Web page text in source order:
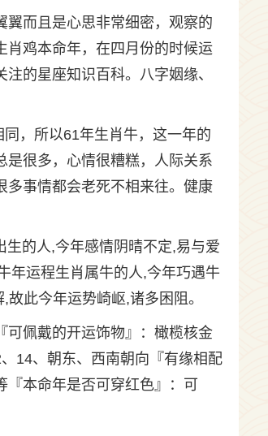
翼而且是心思非常细密，观察的
肖鸡本命年，在四月份的时候运
的星座知识百科。八字姻缘、
，所以61年生肖牛，这一年的
是很多，心情很糟糕，人际关系
多事情都会老死不相来往。健康
的人,今年感情阴晴不定,易与爱
年运程生肖属牛的人,今年巧遇牛
此今年运势崎岖,诸多困阻。
可佩戴的开运饰物』：橄榄核金
14、朝东、西南朝向『有缘相配
本命年是否可穿红色』：可